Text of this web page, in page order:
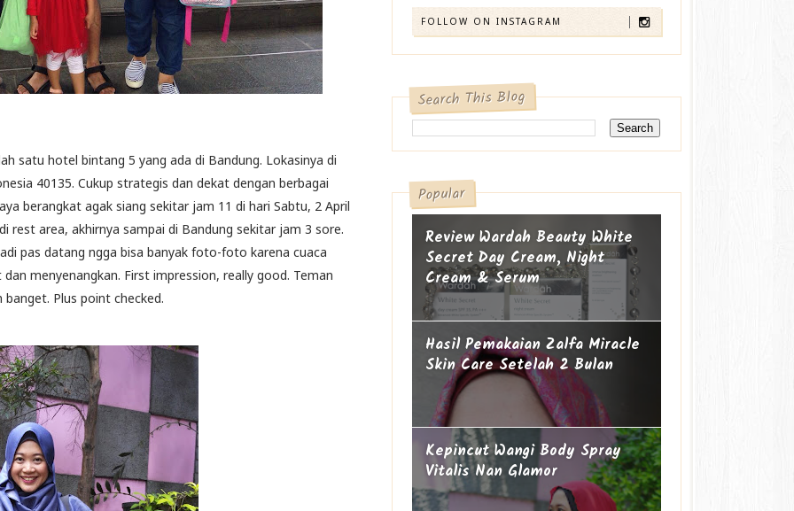
satu hotel bintang 5 yang ada di Bandung. Lokasinya di
40135. Cukup strategis dan dekat dengan berbagai
berangkat agak siang sekitar jam 11 di hari Sabtu, 2 April
rest area, akhirnya sampai di Bandung sekitar jam 3 sore.
pas datang ngga bisa banyak foto-foto karena cuaca
menyenangkan. First impression, really good. Teman
Plus point checked.
FOLLOW ON INSTAGRAM
Search This Blog
Popular
Review Wardah Beauty White
Secret Day Cream, Night
Cream & Serum
Hasil Pemakaian Zalfa Miracle
Skin Care Setelah 2 Bulan
Kepincut Wangi Body Spray
Vitalis Nan Glamor